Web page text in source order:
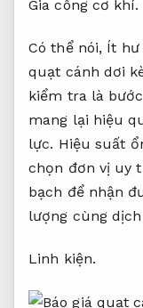
Gia công cơ khí.
Có thể nói, Ít hư
quạt cánh dơi
kiểm tra là
mang lại hiệu
lực. Hiệu suất
chọn đơn vị uy
bạch để nhận
lượng cùng
Linh kiện.